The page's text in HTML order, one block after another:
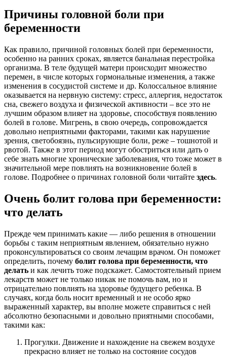
Причины головной боли при
беременности
Как правило, причиной головных болей при беременности,
особенно на ранних сроках, является банальная перестройка
организма. В теле будущей матери происходит множество
перемен, в числе которых гормональные изменения, а также
изменения в сосудистой системе и др. Колоссальное влияние
оказывается на нервную систему: стресс, аллергия, недостаток
сна, свежего воздуха и физической активности – все это не
лучшим образом влияет на здоровье, способствуя появлению
болей в голове. Мигрень, в свою очередь, сопровождается
довольно неприятными факторами, такими как нарушение
зрения, светобоязнь, пульсирующие боли, реже – тошнотой и
рвотой. Также в этот период могут обостриться или дать о
себе знать многие хронические заболевания, что тоже может в
значительной мере повлиять на возникновение болей в
голове. Подробнее о причинах головной боли читайте здесь.
Очень болит голова при беременности:
что делать
Прежде чем принимать какие — либо решения в отношении
борьбы с таким неприятным явлением, обязательно нужно
проконсультироваться со своим лечащим врачом. Он поможет
определить, почему болит голова при беременности, что
делать и как лечить тоже подскажет. Самостоятельный прием
лекарств может не только никак не помочь вам, но и
отрицательно повлиять на здоровье будущего ребенка. В
случаях, когда боль носит временный и не особо ярко
выраженный характер, вы вполне можете справиться с ней
абсолютно безопасными и довольно приятными способами,
такими как:
Прогулки. Движение и нахождение на свежем воздухе
прекрасно влияет не только на состояние сосудов